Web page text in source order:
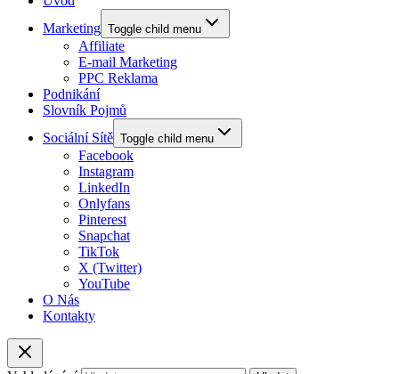
Marketing Toggle child menu
Affiliate
E-mail Marketing
PPC Reklama
Podnikání
Slovník Pojmů
Sociální Sítě Toggle child menu
Facebook
Instagram
LinkedIn
Onlyfans
Pinterest
Snapchat
TikTok
X (Twitter)
YouTube
O Nás
Kontakty